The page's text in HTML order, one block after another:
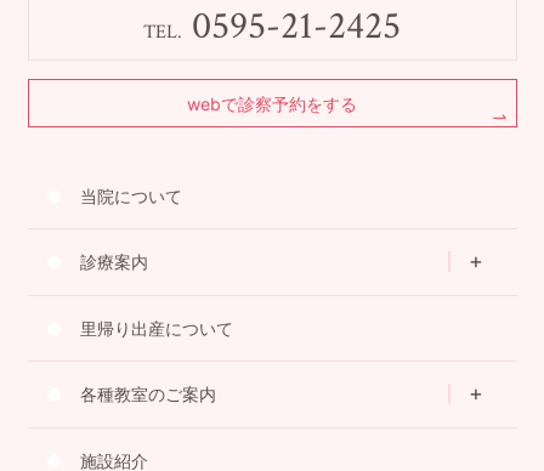
TEL. 0595-21-2425
webで診察予約をする
当院について
診療案内
里帰り出産について
各種教室のご案内
施設紹介